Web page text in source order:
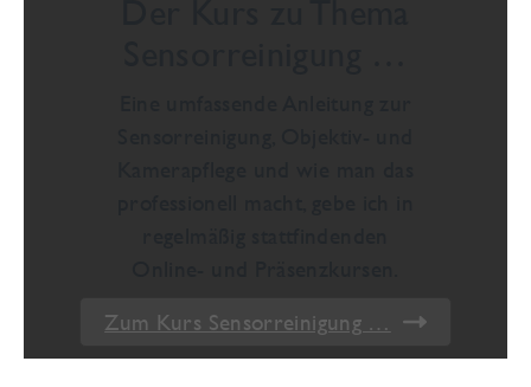
Zum Kurs Sensorreinigung …